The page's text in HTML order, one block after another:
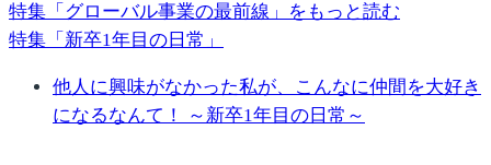
特集「グローバル事業の最前線」をもっと読む
特集「新卒1年目の日常」
他人に興味がなかった私が、こんなに仲間を大好き
になるなんて！ ～新卒1年目の日常～